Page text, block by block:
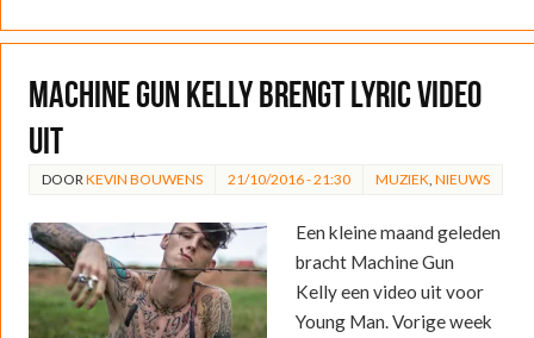
Machine Gun Kelly brengt lyric video
uit
DOOR KEVIN BOUWENS 21/10/2016 - 21:30 MUZIEK NIEUWS
Een kleine maand geleden
bracht Machine Gun
Kelly een video uit voor
Young Man. Vorige week